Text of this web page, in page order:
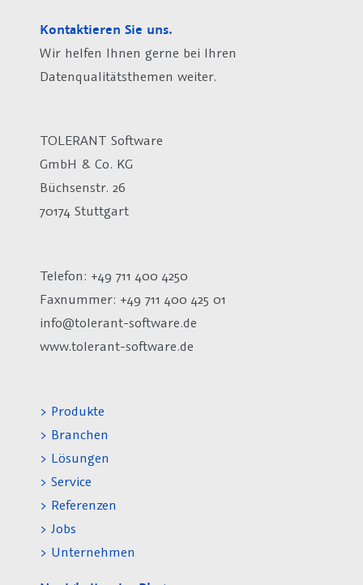
Kontaktieren Sie uns.
Wir helfen Ihnen gerne bei Ihren
Datenqualitätsthemen weiter.
TOLERANT Software
GmbH & Co. KG
Büchsenstr. 26
70174 Stuttgart
Telefon: +49 711 400 4250
Faxnummer: +49 711 400 425 01
info@tolerant-software.de
www.tolerant-software.de
> Produkte
> Branchen
> Lösungen
> Service
> Referenzen
> Jobs
> Unternehmen